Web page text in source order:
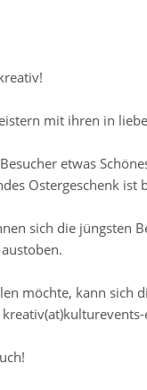
mit ihren in
etwas
Ostergeschenk ist
sich die jüngsten
möchte, kann sich